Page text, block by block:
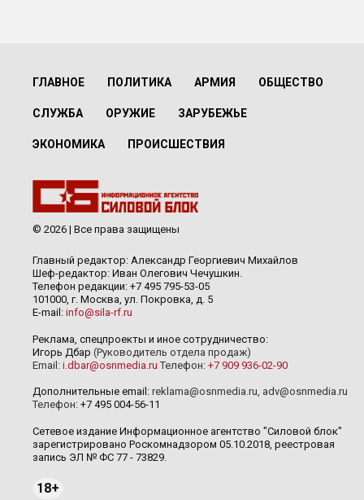
ГЛАВНОЕ ПОЛИТИКА АРМИЯ ОБЩЕСТВО
СЛУЖБА ОРУЖИЕ ЗАРУБЕЖЬЕ
ЭКОНОМИКА ПРОИСШЕСТВИЯ
© 2026 | Все права защищены
Главный редактор: Александр Георгиевич Михайлов
Шеф-редактор: Иван Олегович Чечушкин.
Телефон редакции: +7 495 795-53-05
101000, г. Москва, ул. Покровка, д. 5
E-mail: info@sila-rf.ru
Реклама, спецпроекты и иное сотрудничество:
Игорь Дбар (Руководитель отдела продаж)
Email: i.dbar@osnmedia.ru Телефон: +7 909 936-02-90
Дополнительные email: reklama@osnmedia.ru, adv@osnmedia.ru
Телефон: +7 495 004-56-11
Сетевое издание Информационное агентство "Силовой блок"
зарегистрировано Роскомнадзором 05.10.2018, реестровая
запись ЭЛ № ФС 77 - 73829.
18+